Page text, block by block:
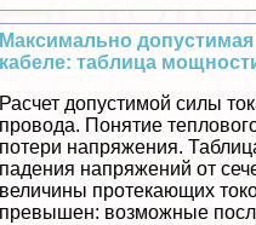
Максимально
кабеле: таблица
Расчет допустимой силы
провода. Понятие
потери напряжения.
падения напряжений от
величины протекающих
превышен: возможные